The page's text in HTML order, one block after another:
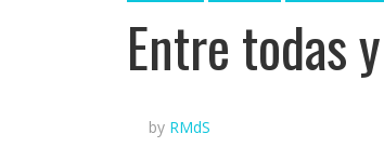
Entre todas
by RMdS